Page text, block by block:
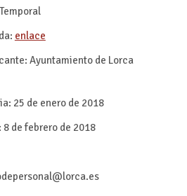
enlace
Ayuntamiento de Lorca
25 de enero de 2018
de febrero de 2018